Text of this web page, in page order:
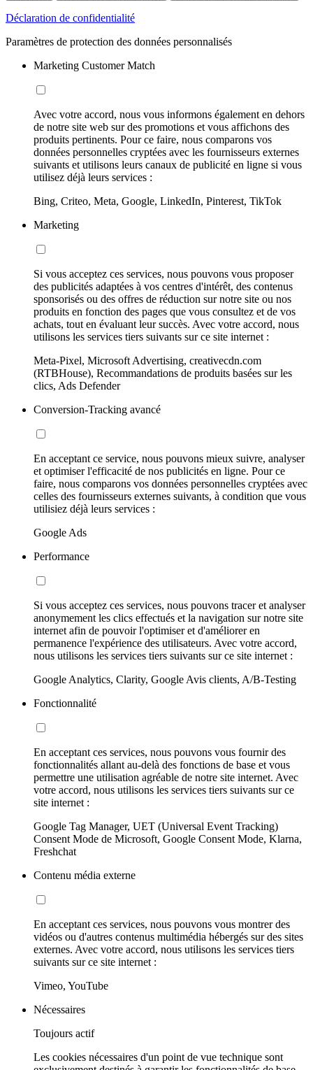
Déclaration de confidentialité
Paramètres de protection des données personnalisés
Marketing Customer Match
Avec votre accord, nous vous informons également en dehors
de notre site web sur des promotions et vous affichons des
produits pertinents. Pour ce faire, nous comparons vos
données personnelles cryptées avec les fournisseurs externes
suivants et utilisons leurs canaux de publicité en ligne si vous
utilisez déjà leurs services :
Bing, Criteo, Meta, Google, LinkedIn, Pinterest, TikTok
Marketing
Si vous acceptez ces services, nous pouvons vous proposer
des publicités adaptées à vos centres d'intérêt, des contenus
sponsorisés ou des offres de réduction sur notre site ou nos
produits en fonction des pages que vous consultez et de vos
achats, tout en évaluant leur succès. Avec votre accord, nous
utilisons les services tiers suivants sur ce site internet :
Meta-Pixel, Microsoft Advertising, creativecdn.com
(RTBHouse), Recommandations de produits basées sur les
clics, Ads Defender
Conversion-Tracking avancé
En acceptant ce service, nous pouvons mieux suivre, analyser
et optimiser l'efficacité de nos publicités en ligne. Pour ce
faire, nous comparons vos données personnelles cryptées avec
celles des fournisseurs externes suivants, à condition que vous
utilisiez déjà leurs services :
Google Ads
Performance
Si vous acceptez ces services, nous pouvons tracer et analyser
anonymement les clics effectués et la navigation sur notre site
internet afin de pouvoir l'optimiser et d'améliorer en
permanence l'expérience des utilisateurs. Avec votre accord,
nous utilisons les services tiers suivants sur ce site internet :
Google Analytics, Clarity, Google Avis clients, A/B-Testing
Fonctionnalité
En acceptant ces services, nous pouvons vous fournir des
fonctionnalités allant au-delà des fonctions de base et vous
permettre une utilisation agréable de notre site internet. Avec
votre accord, nous utilisons les services tiers suivants sur ce
site internet :
Google Tag Manager, UET (Universal Event Tracking)
Consent Mode de Microsoft, Google Consent Mode, Klarna,
Freshchat
Contenu média externe
En acceptant ces services, nous pouvons vous montrer des
vidéos ou d'autres contenus multimédia hébergés sur des sites
externes. Avec votre accord, nous utilisons les services tiers
suivants sur ce site internet :
Vimeo, YouTube
Nécessaires
Toujours actif
Les cookies nécessaires d'un point de vue technique sont